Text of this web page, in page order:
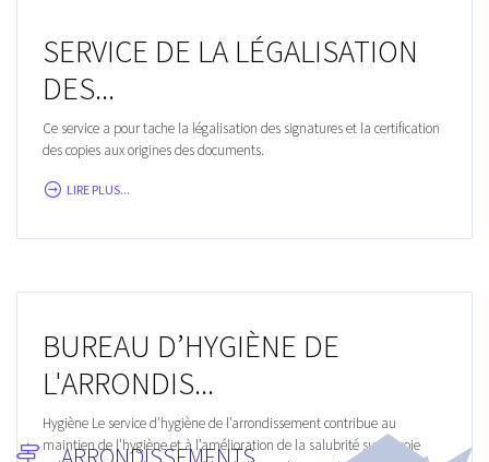
SERVICE DE LA LÉGALISATION
DES...
Ce service a pour tache la légalisation des signatures et la certification
des copies aux origines des documents.
LIRE PLUS...
BUREAU D’HYGIÈNE DE
L'ARRONDIS...
Hygiène Le service d’hygiène de l’arrondissement contribue au
maintien de l’hygiène et à l’amélioration de la salubrité sur la voie